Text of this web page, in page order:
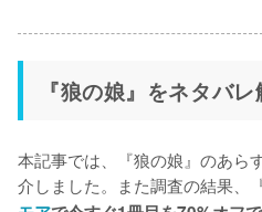
『狼の娘』をネタバ
本記事では、『狼の娘』のあら
介しました。また調査の結果、